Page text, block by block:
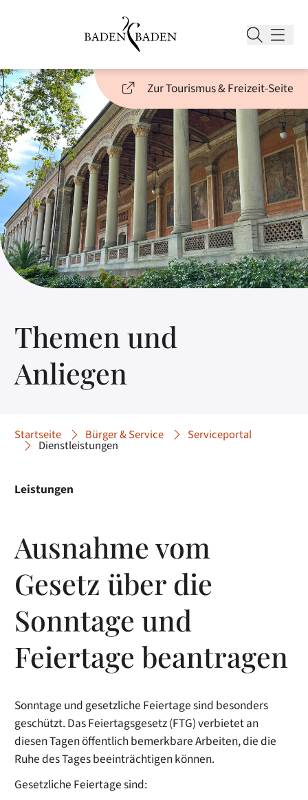
Zur Tourismus & Freizeit-Seite
Themen und
Anliegen
Startseite Bürger & Service Serviceportal
Dienstleistungen
Leistungen
Ausnahme vom
Gesetz über die
Sonntage und
Feiertage beantragen
Sonntage und gesetzliche Feiertage sind besonders
geschützt. Das Feiertagsgesetz (FTG) verbietet an
diesen Tagen öffentlich bemerkbare Arbeiten, die die
Ruhe des Tages beeinträchtigen können.
Gesetzliche Feiertage sind: